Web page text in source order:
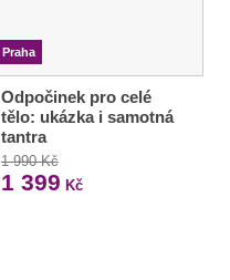
Praha
Odpočinek pro celé
tělo: ukázka i samotná
tantra
1 990 Kč
1 399 Kč